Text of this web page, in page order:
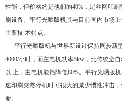
性能，但价格约是他们的40%，是丝网印
刷设备。平行光晒版机其与目前国内市场
主要技 术特点。
平行光晒版机与世界新设计保持同步新
4000/小时，而主电机功率5kw，比传统全
以 上，主电机能耗降低80%。平行光晒版
速印刷突然停机时可很大的减少惯性冲击
命。